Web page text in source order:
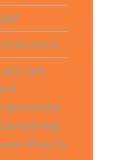
для
в
мир
область